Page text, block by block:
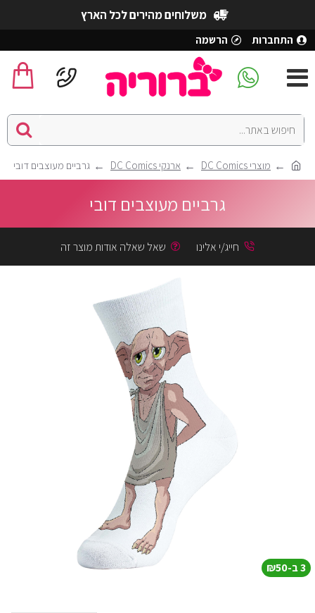
משלוחים מהירים לכל הארץ
התחברות הרשמה
מוצרי DC Comics ארנקי DC Comics גרביים מעוצבים דובי
גרביים מעוצבים דובי
חייג/י אלינו שאל שאלה אודות מוצר זה
3 ב-₪50